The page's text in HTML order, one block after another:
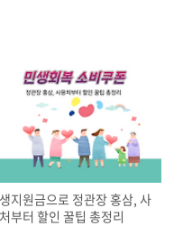
지원금으로 정관장 홍삼, 사
부터 할인 꿀팁 총정리